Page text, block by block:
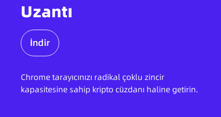
Uzantı
İndir
Chrome tarayıcınızı radikal çoklu zincir
kapasitesine sahip kripto cüzdanı haline getirin.